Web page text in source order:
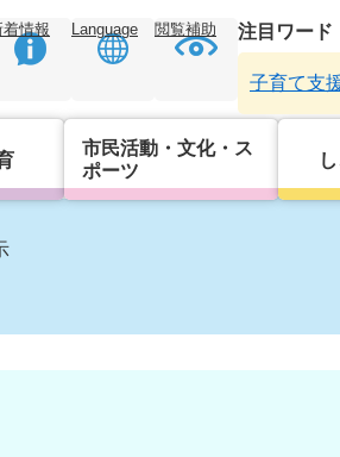
着情報 Language 閲覧補助 注目ワード
子育て支
市民活動・文化・ス
ポーツ